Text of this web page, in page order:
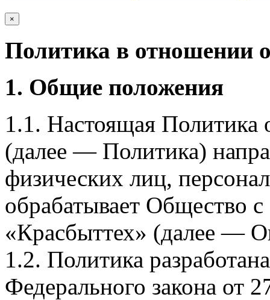
×
Политика в отношении
1. Общие положения
1.1. Настоящая Политика
(далее — Политика)
физических лиц,
обрабатывает Общество
«Красбыттех» (далее —
1.2. Политика
Федерального закона